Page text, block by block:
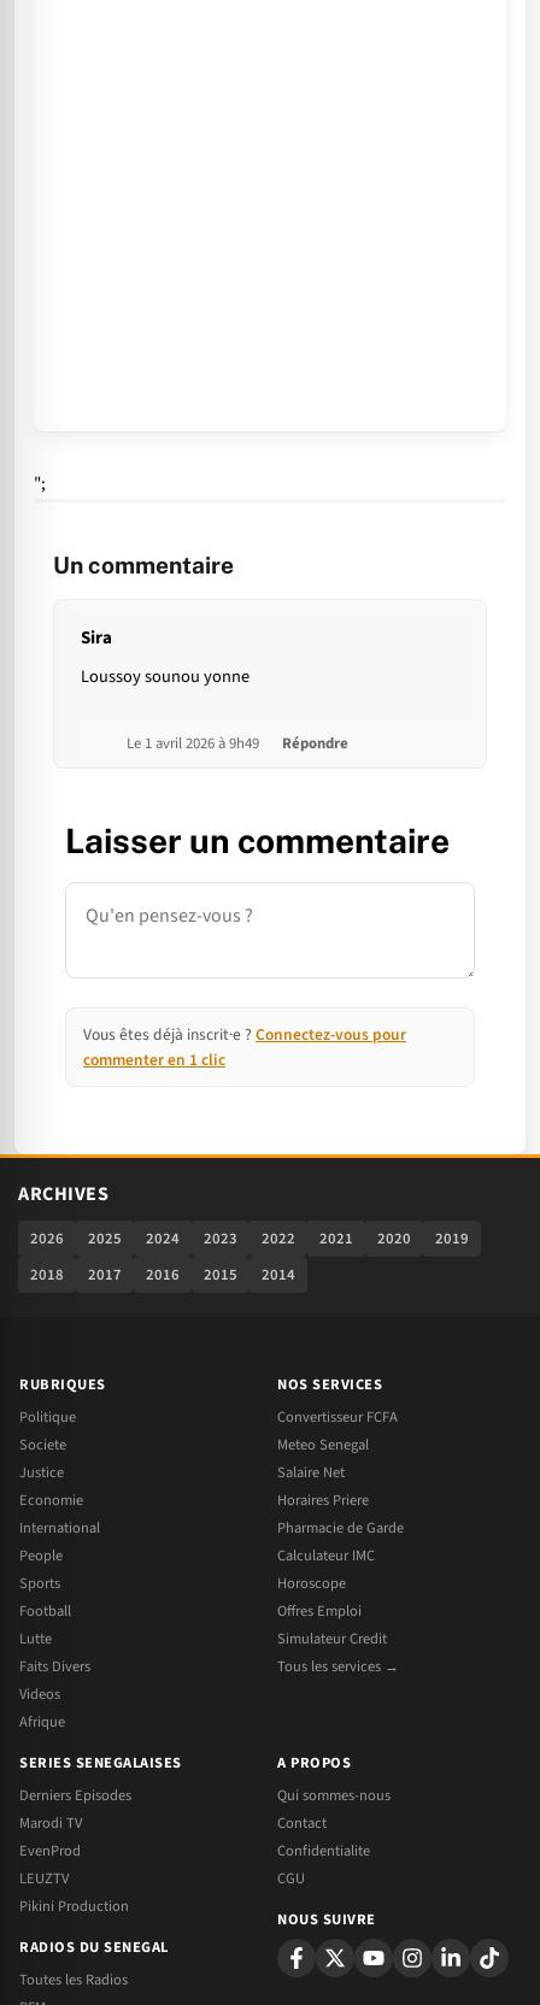
";
Un commentaire
Sira
Loussoy sounou yonne
Le 1 avril 2026 à 9h49 Répondre
Laisser un commentaire
Commentaire
Vous êtes déjà inscrit·e ? Connectez-vous pour
commenter en 1 clic
ARCHIVES
2026 2025 2024 2023 2022 2021 2020
2019
2018
2017 2016 2015 2014
RUBRIQUES
Politique
Societe
Justice
Economie
International
People
Sports
Football
Lutte
Faits Divers
Videos
Afrique
NOS SERVICES
Convertisseur FCFA
Meteo Senegal
Salaire Net
Horaires Priere
Pharmacie de Garde
Calculateur IMC
Horoscope
Offres Emploi
Simulateur Credit
Tous les services →
SERIES SENEGALAISES
Derniers Episodes
Marodi TV
EvenProd
LEUZTV
Pikini Production
RADIOS DU SENEGAL
Toutes les Radios
A PROPOS
Qui sommes-nous
Contact
Confidentialite
CGU
NOUS SUIVRE